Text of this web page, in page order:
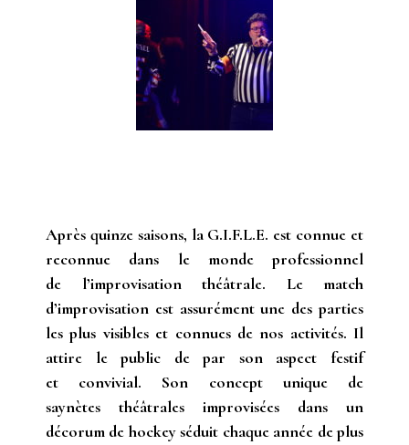
Après quinze saisons, la G.I.F.L.E. est connue et
reconnue dans le monde professionnel
de l’improvisation théâtrale. Le match
d’improvisation est assurément une des parties
les plus visibles et connues de nos activités. Il
attire le public de par son aspect festif
et convivial. Son concept unique de
saynètes théâtrales improvisées dans un
décorum de hockey séduit chaque année de plus